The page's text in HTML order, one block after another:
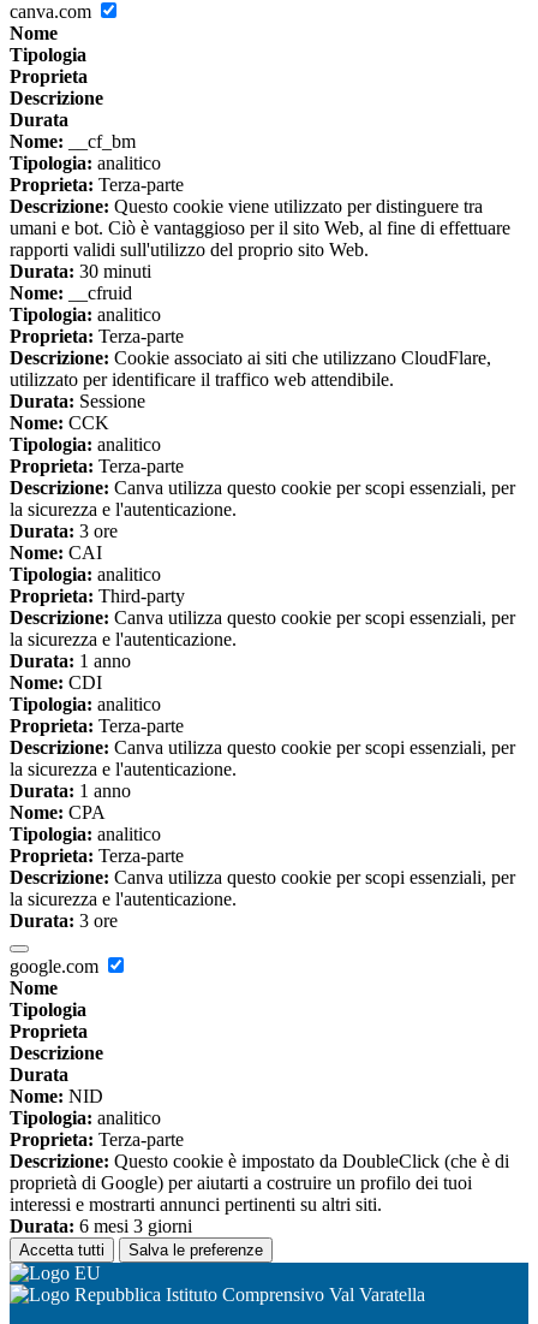
canva.com
Nome
Tipologia
Proprieta
Descrizione
Durata
Nome: __cf_bm
Tipologia: analitico
Proprieta: Terza-parte
Descrizione: Questo cookie viene utilizzato per distinguere tra
umani e bot. Ciò è vantaggioso per il sito Web, al fine di effettuare
rapporti validi sull'utilizzo del proprio sito Web.
Durata: 30 minuti
Nome: __cfruid
Tipologia: analitico
Proprieta: Terza-parte
Descrizione: Cookie associato ai siti che utilizzano CloudFlare,
utilizzato per identificare il traffico web attendibile.
Durata: Sessione
Nome: CCK
Tipologia: analitico
Proprieta: Terza-parte
Descrizione: Canva utilizza questo cookie per scopi essenziali, per
la sicurezza e l'autenticazione.
Durata: 3 ore
Nome: CAI
Tipologia: analitico
Proprieta: Third-party
Descrizione: Canva utilizza questo cookie per scopi essenziali, per
la sicurezza e l'autenticazione.
Durata: 1 anno
Nome: CDI
Tipologia: analitico
Proprieta: Terza-parte
Descrizione: Canva utilizza questo cookie per scopi essenziali, per
la sicurezza e l'autenticazione.
Durata: 1 anno
Nome: CPA
Tipologia: analitico
Proprieta: Terza-parte
Descrizione: Canva utilizza questo cookie per scopi essenziali, per
la sicurezza e l'autenticazione.
Durata: 3 ore
google.com
Nome
Tipologia
Proprieta
Descrizione
Durata
Nome: NID
Tipologia: analitico
Proprieta: Terza-parte
Descrizione: Questo cookie è impostato da DoubleClick (che è di
proprietà di Google) per aiutarti a costruire un profilo dei tuoi
interessi e mostrarti annunci pertinenti su altri siti.
Durata: 6 mesi 3 giorni
Accetta tutti Salva le preferenze
Istituto Comprensivo Val Varatella